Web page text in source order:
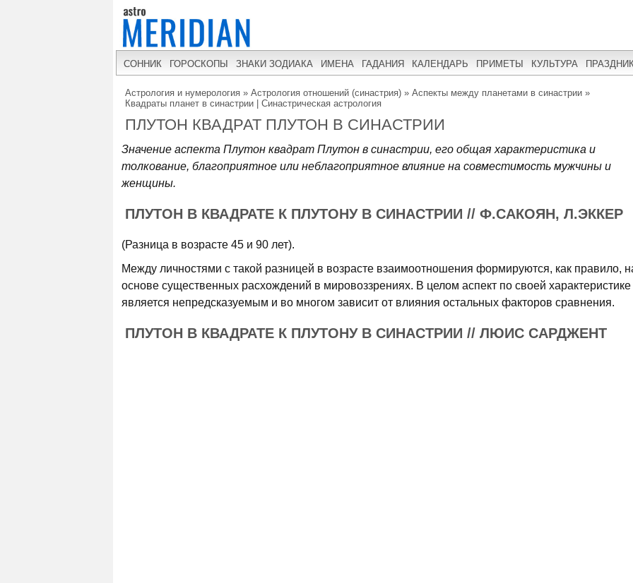
СОННИК ГОРОСКОПЫ ЗНАКИ ЗОДИАКА ИМЕНА ГАДАНИЯ КАЛЕНДАРЬ ПРИМЕТЫ КУЛЬТУРА
Астрология и нумерология » Астрология отношений (синастрия) » Аспекты между планетами в синастрии »
Квадраты планет в синастрии | Синастрическая астрология
ПЛУТОН КВАДРАТ ПЛУТОН В СИНАСТРИИ
Значение аспекта Плутон квадрат Плутон в синастрии, его общая характеристика и
толкование, благоприятное или неблагоприятное влияние на совместимость мужчины и
женщины.
ПЛУТОН В КВАДРАТЕ К ПЛУТОНУ В СИНАСТРИИ // Ф.САКОЯН, Л.ЭККЕР
(Разница в возрасте 45 и 90 лет).
Между личностями с такой разницей в возрасте взаимоотношения формируются, как правило,
основе существенных расхождений в мировоззрениях. В целом аспект по своей характеристике
является непредсказуемым и во многом зависит от влияния остальных факторов сравнения.
ПЛУТОН В КВАДРАТЕ К ПЛУТОНУ В СИНАСТРИИ // ЛЮИС САРДЖЕНТ